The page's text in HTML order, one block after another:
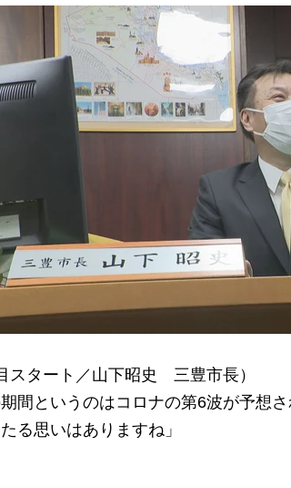
スタート／山下昭史 三豊市長）
期間というのはコロナの第6波が予想
る思いはありますね」